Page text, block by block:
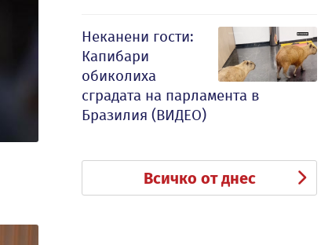
Неканени гости:
Капибари
обиколиха
сградата на парламента в
Бразилия (ВИДЕО)
Всичко от днес